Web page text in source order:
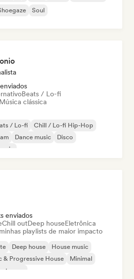
Soul
Beats / Lo-fi
Música clássica
/ Lo-fi
Chill / Lo-fi Hip-Hop
Dance music
Disco
enviados
Chill outDeep houseEletrônica
playlists de maior impacto
Deep house
House music
& Progressive House
Minimal